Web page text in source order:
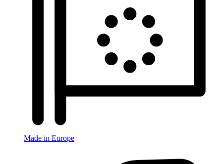
Made in Europe